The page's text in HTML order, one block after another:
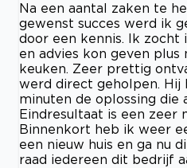
Na een aantal zaken te
gewenst succes werd ik
door een kennis. Ik zocht
en advies kon geven plus
keuken. Zeer prettig
werd direct geholpen. Hij
minuten de oplossing die
Eindresultaat is een zeer
Binnenkort heb ik weer
een nieuw huis en ga nu
raad iedereen dit bedrijf